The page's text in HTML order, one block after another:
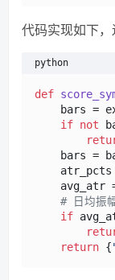
代码实现如下，
python
def
bars =
if not
bars =
atr_pcts
avg_atr
# 日均振
if
return {